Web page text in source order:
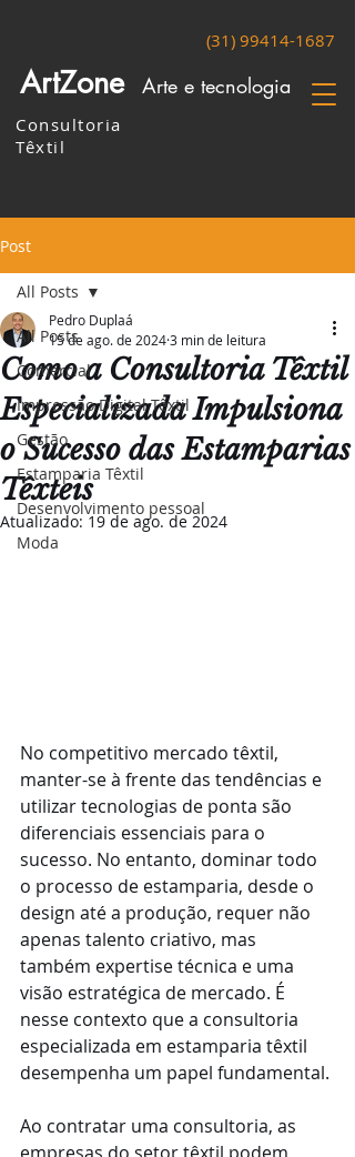
Consultoria
Têxtil
ArtZone Arte e tecnologia
(31) 99414-1687
Post
All Posts
Comercial
Impressão Digital Têxtil
Gestão
Estamparia Têxtil
Desenvolvimento pessoal
Moda
All Posts
Como a Consultoria Têxtil
Especializada Impulsiona
o Sucesso das Estamparias
Têxteis
Pedro Duplaá
15 de ago. de 20243 min de leitura
Atualizado:19 de ago. de 2024
No competitivo mercado têxtil,
manter-se à frente das tendências e
utilizar tecnologias de ponta são
diferenciais essenciais para o
sucesso. No entanto, dominar todo
o processo de estamparia, desde o
design até a produção, requer não
apenas talento criativo, mas
também expertise técnica e uma
visão estratégica de mercado. É
nesse contexto que a consultoria
especializada em estamparia têxtil
desempenha um papel fundamental.
Ao contratar uma consultoria, as